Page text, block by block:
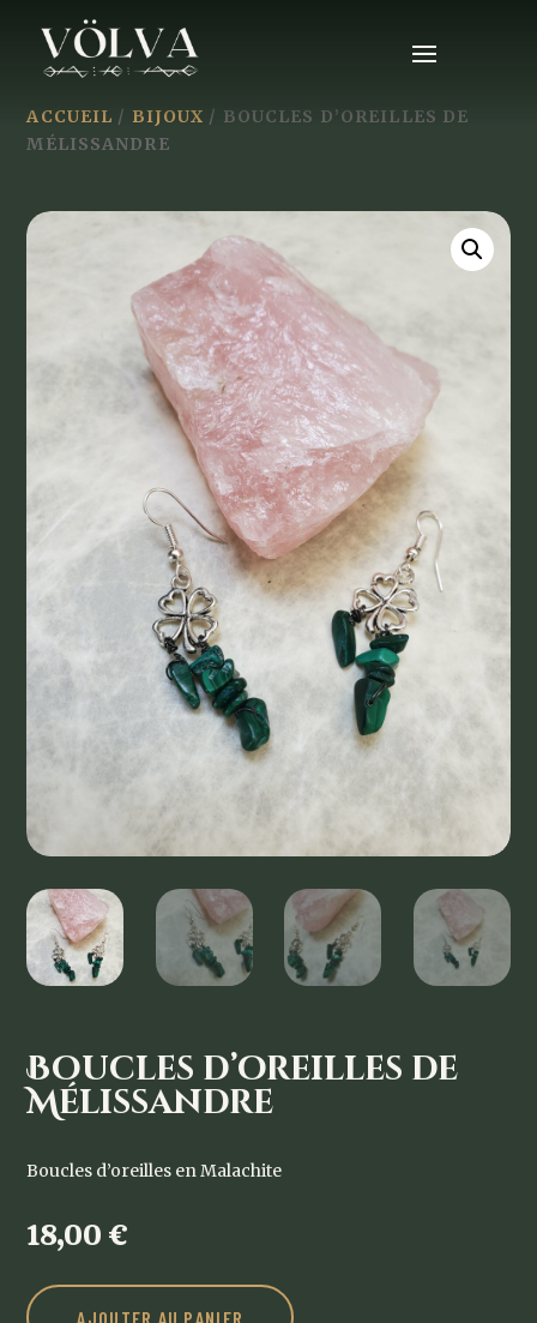
ACCUEIL / BIJOUX / BOUCLES D’OREILLES DE
MÉLISSANDRE
Boucles d’oreilles de
Mélissandre
Boucles d’oreilles en Malachite
18,00 €
AJOUTER AU PANIER